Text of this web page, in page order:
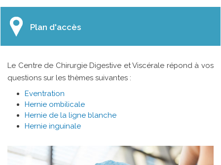
Plan d'accès
Le Centre de Chirurgie Digestive et Viscérale répond à vos
questions sur les thèmes suivantes :
Eventration
Hernie ombilicale
Hernie de la ligne blanche
Hernie inguinale